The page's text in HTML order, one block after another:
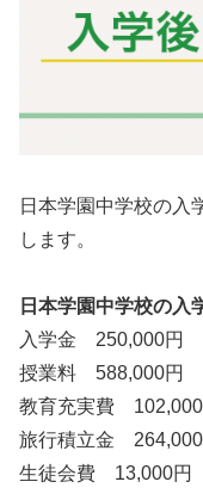
日本学園中学校の入
します。
日本学園中学校の入
入学金 250,000円
授業料 588,000円
教育充実費 102,000
旅行積立金 264,000
生徒会費 13,000円